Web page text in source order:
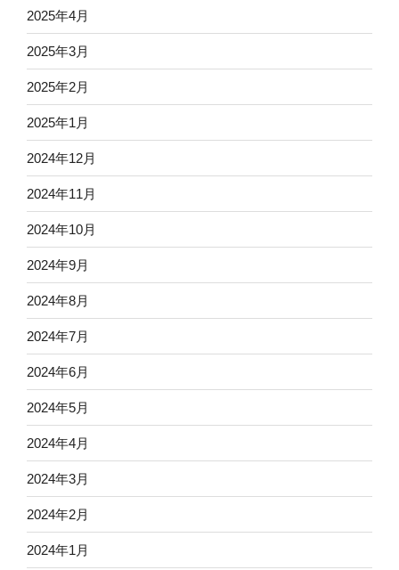
2025年4月
2025年3月
2025年2月
2025年1月
2024年12月
2024年11月
2024年10月
2024年9月
2024年8月
2024年7月
2024年6月
2024年5月
2024年4月
2024年3月
2024年2月
2024年1月